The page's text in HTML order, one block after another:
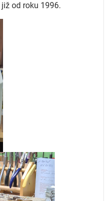
již od roku 1996.